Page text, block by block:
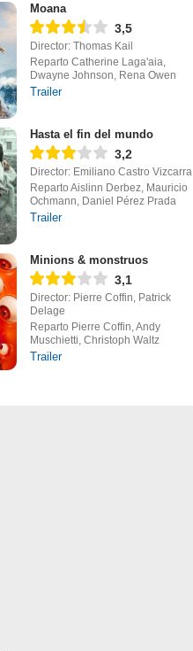
Moana
3,5
Director: Thomas Kail
Reparto Catherine Laga'aia,
Dwayne Johnson, Rena Owen
Trailer
Hasta el fin del mundo
3,2
Director: Emiliano Castro Vizcarra
Reparto Aislinn Derbez, Mauricio
Ochmann, Daniel Pérez Prada
Trailer
Minions & monstruos
3,1
Director: Pierre Coffin, Patrick
Delage
Reparto Pierre Coffin, Andy
Muschietti, Christoph Waltz
Trailer